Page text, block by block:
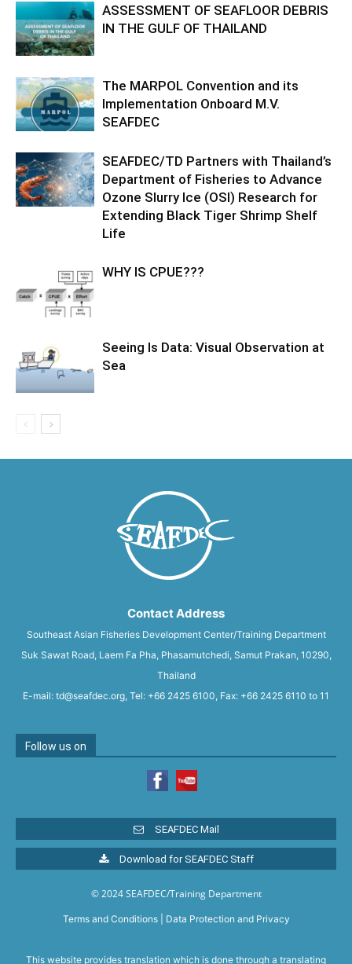
ASSESSMENT OF SEAFLOOR DEBRIS
IN THE GULF OF THAILAND
The MARPOL Convention and its
Implementation Onboard M.V.
SEAFDEC
SEAFDEC/TD Partners with Thailand’s
Department of Fisheries to Advance
Ozone Slurry Ice (OSI) Research for
Extending Black Tiger Shrimp Shelf
Life
WHY IS CPUE???
Seeing Is Data: Visual Observation at
Sea
Contact Address
Southeast Asian Fisheries Development Center/Training Department
Suk Sawat Road, Laem Fa Pha, Phasamutchedi, Samut Prakan, 10290,
Thailand
E-mail: td@seafdec.org, Tel: +66 2425 6100, Fax: +66 2425 6110 to 11
Follow us on
SEAFDEC Mail
Download for SEAFDEC Staff
© 2024 SEAFDEC/Training Department
Terms and Conditions| Data Protection and Privacy
This website provides translation which is done through a translating